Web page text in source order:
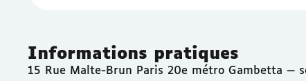
Informations pratiques
15 Rue Malte-Brun Paris 20e métro Gambetta —